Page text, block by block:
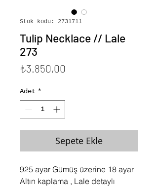
Stok kodu: 2731711
Tulip Necklace // Lale
273
₺3.850,00
Adet *
Sepete Ekle
925 ayar Gümüş üzerine 18 ayar
Altın kaplama , Lale detaylı